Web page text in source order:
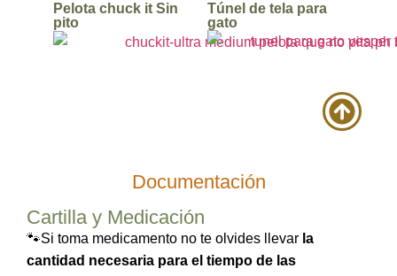
Pelota chuck it Sin
pito
Túnel de tela para
gato
Documentación
Cartilla y Medicación
🐾Si toma medicamento no te olvides llevar la
cantidad necesaria para el tiempo de las